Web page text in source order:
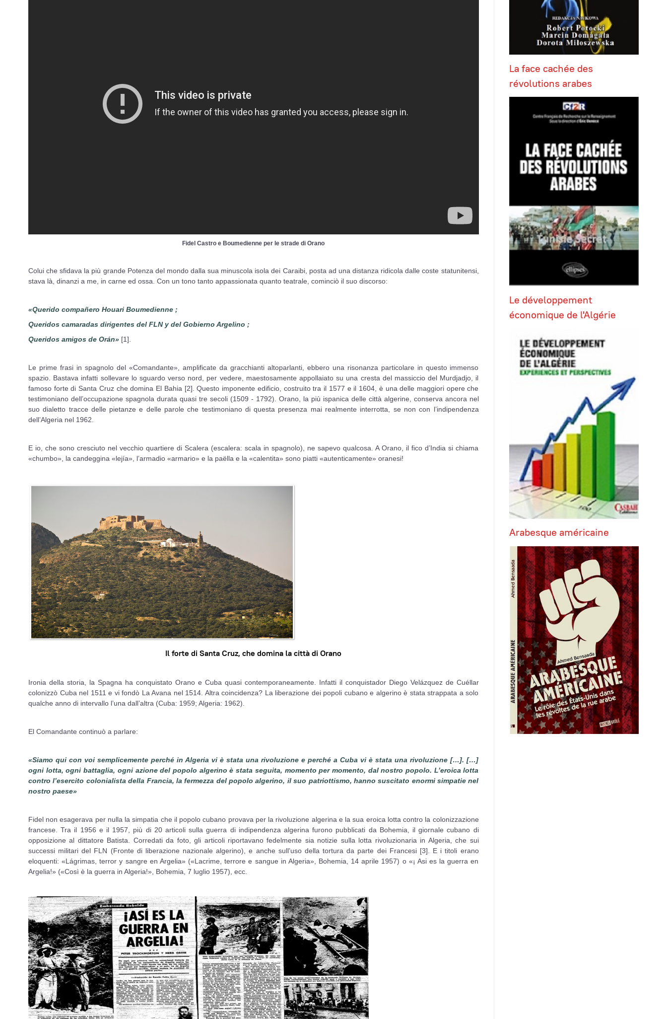
Fidel Castro e Boumedienne per le strade di Orano
Colui che sfidava la più grande Potenza del mondo dalla sua minuscola isola dei Caraibi, posta ad una distanza ridicola dalle coste statunitensi,
stava là, dinanzi a me, in carne ed ossa. Con un tono tanto appassionata quanto teatrale, cominciò il suo discorso:
«Querido compañero Houari Boumedienne ;
Queridos camaradas dirigentes del FLN y del Gobierno Argelino ;
Queridos amigos de Orán» [1].
Le prime frasi in spagnolo del «Comandante», amplificate da gracchianti altoparlanti, ebbero una risonanza particolare in questo immenso
spazio. Bastava infatti sollevare lo sguardo verso nord, per vedere, maestosamente appollaiato su una cresta del massiccio del Murdjadjo, il
famoso forte di Santa Cruz che domina El Bahia [2]. Questo imponente edificio, costruito tra il 1577 e il 1604, è una delle maggiori opere che
testimoniano dell’occupazione spagnola durata quasi tre secoli (1509 - 1792). Orano, la più ispanica delle città algerine, conserva ancora nel
suo dialetto tracce delle pietanze e delle parole che testimoniano di questa presenza mai realmente interrotta, se non con l’indipendenza
dell’Algeria nel 1962.
E io, che sono cresciuto nel vecchio quartiere di Scalera (escalera: scala in spagnolo), ne sapevo qualcosa. A Orano, il fico d’India si chiama
«chumbo», la candeggina «lejía», l’armadio «armario» e la paëlla e la «calentita» sono piatti «autenticamente» oranesi!
Il forte di Santa Cruz, che domina la città di Orano
Ironia della storia, la Spagna ha conquistato Orano e Cuba quasi contemporaneamente. Infatti il conquistador Diego Velázquez de Cuéllar
colonizzò Cuba nel 1511 e vi fondò La Avana nel 1514. Altra coincidenza? La liberazione dei popoli cubano e algerino è stata strappata a solo
qualche anno di intervallo l’una dall’altra (Cuba: 1959; Algeria: 1962).
El Comandante continuò a parlare:
«Siamo qui con voi semplicemente perché in Algeria vi è stata una rivoluzione e perché a Cuba vi è stata una rivoluzione […]. […]
ogni lotta, ogni battaglia, ogni azione del popolo algerino è stata seguita, momento per momento, dal nostro popolo. L’eroica lotta
contro l’esercito colonialista della Francia, la fermezza del popolo algerino, il suo patriottismo, hanno suscitato enormi simpatie nel
nostro paese»
Fidel non esagerava per nulla la simpatia che il popolo cubano provava per la rivoluzione algerina e la sua eroica lotta contro la colonizzazione
francese. Tra il 1956 e il 1957, più di 20 articoli sulla guerra di indipendenza algerina furono pubblicati da Bohemia, il giornale cubano di
opposizione al dittatore Batista. Corredati da foto, gli articoli riportavano fedelmente sia notizie sulla lotta rivoluzionaria in Algeria, che sui
successi militari del FLN (Fronte di liberazione nazionale algerino), e anche sull’uso della tortura da parte dei Francesi [3]. E i titoli erano
eloquenti: «Lágrimas, terror y sangre en Argelia» («Lacrime, terrore e sangue in Algeria», Bohemia, 14 aprile 1957) o «¡ Asi es la guerra en
Argelia!» («Così è la guerra in Algeria!», Bohemia, 7 luglio 1957), ecc.
La face cachée des
révolutions arabes
Le développement
économique de l'Algérie
Arabesque américaine